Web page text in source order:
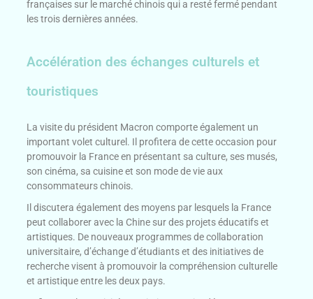
françaises sur le marché chinois qui a resté fermé pendant
les trois dernières années.
Accélération des échanges culturels et
touristiques
La visite du président Macron comporte également un
important volet culturel. Il profitera de cette occasion pour
promouvoir la France en présentant sa culture, ses musés,
son cinéma, sa cuisine et son mode de vie aux
consommateurs chinois.
Il discutera également des moyens par lesquels la France
peut collaborer avec la Chine sur des projets éducatifs et
artistiques. De nouveaux programmes de collaboration
universitaire, d’échange d’étudiants et des initiatives de
recherche visent à promouvoir la compréhension culturelle
et artistique entre les deux pays.